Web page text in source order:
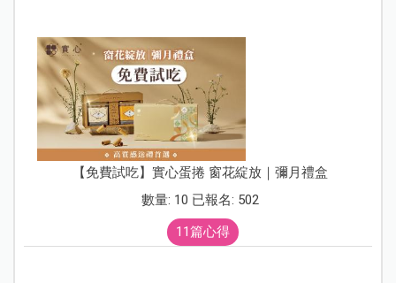
【免費試吃】實心蛋捲 窗花綻放｜彌月禮盒
數量: 10 已報名: 502
11篇心得